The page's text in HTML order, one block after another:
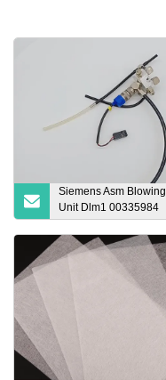
Siemens Asm Blowing
Unit Dlm1 00335984
Pick-and-Place-
Maschinenzubehör